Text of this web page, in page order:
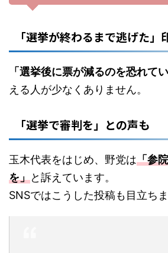
「選挙が終わるまで逃げた」
「選挙後に票が減るのを恐れて
える人が少なくありません。
「選挙で審判を」との声も
玉木代表をはじめ、野党は「参
を」と訴えています。
SNSではこうした投稿も目立ちま